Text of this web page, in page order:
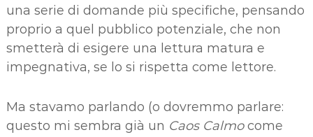
una serie di domande più specifiche, pensando
proprio a quel pubblico potenziale, che non
smetterà di esigere una lettura matura e
impegnativa, se lo si rispetta come lettore.
Ma stavamo parlando (o dovremmo parlare:
questo mi sembra già un Caos Calmocome